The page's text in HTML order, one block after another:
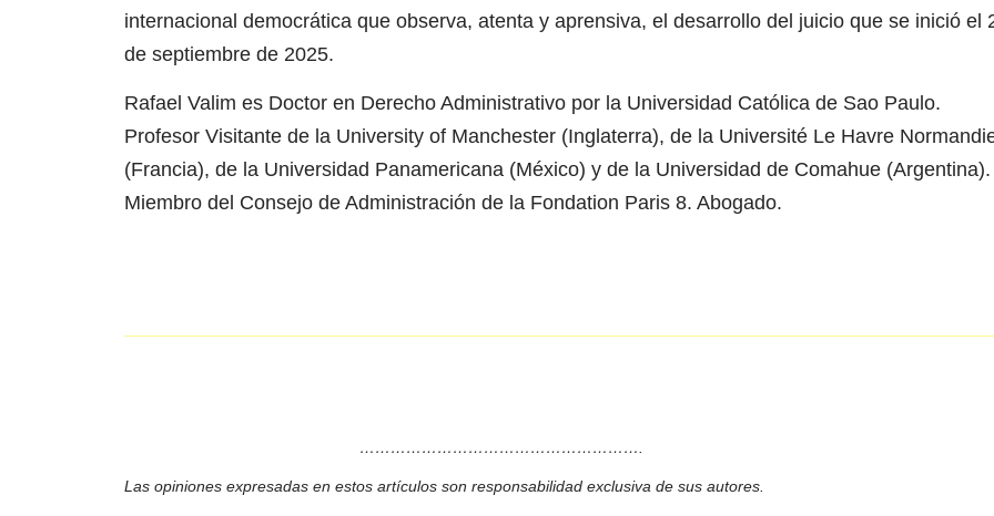
internacional democrática que observa, atenta y aprensiva, el desarrollo del juicio que se inició el
de septiembre de 2025.
Rafael Valim es Doctor en Derecho Administrativo por la Universidad Católica de Sao Paulo.
Profesor Visitante de la University of Manchester (Inglaterra), de la Université Le Havre
(Francia), de la Universidad Panamericana (México) y de la Universidad de Comahue (Argentina).
Miembro del Consejo de Administración de la Fondation Paris 8. Abogado.
……………………………………………….
Las opiniones expresadas en estos artículos son responsabilidad exclusiva de sus autores.